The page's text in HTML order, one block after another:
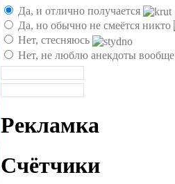
Да, и отлично получается
Да, но обычно не смеётся никто
Нет, стесняюсь
Нет, не люблю анекдоты вообще
Рекламка
Счётчики